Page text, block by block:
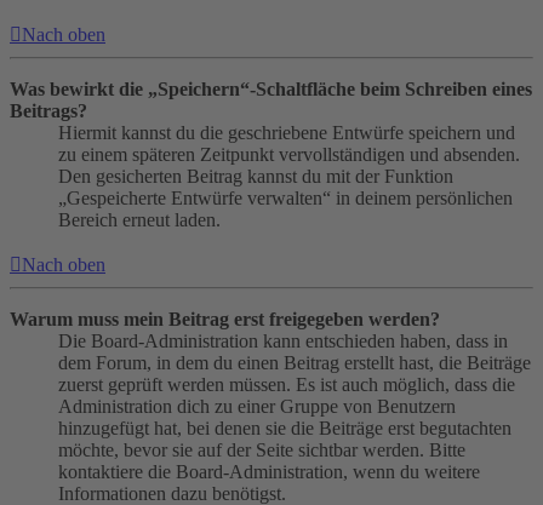
Nach oben
Was bewirkt die „Speichern“-Schaltfläche beim Schreiben eines
Beitrags?
Hiermit kannst du die geschriebene Entwürfe speichern und
zu einem späteren Zeitpunkt vervollständigen und absenden.
Den gesicherten Beitrag kannst du mit der Funktion
„Gespeicherte Entwürfe verwalten“ in deinem persönlichen
Bereich erneut laden.
Nach oben
Warum muss mein Beitrag erst freigegeben werden?
Die Board-Administration kann entschieden haben, dass in
dem Forum, in dem du einen Beitrag erstellt hast, die Beiträge
zuerst geprüft werden müssen. Es ist auch möglich, dass die
Administration dich zu einer Gruppe von Benutzern
hinzugefügt hat, bei denen sie die Beiträge erst begutachten
möchte, bevor sie auf der Seite sichtbar werden. Bitte
kontaktiere die Board-Administration, wenn du weitere
Informationen dazu benötigst.